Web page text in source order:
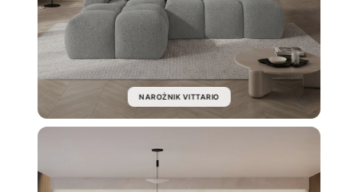
NAROŻNIK VITTARIO